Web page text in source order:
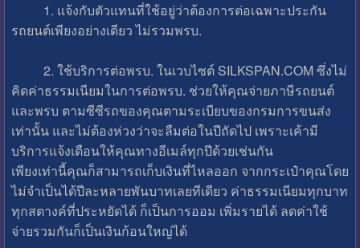
1. แจ้งกับตัวแทนที่ใช้อยู่ว่าต้องการต่อเฉพาะประกัน
รถยนต์เพียงอย่างเดียว ไม่รวมพรบ.
2. ใช้บริการต่อพรบ. ในเวบไซต์ SILKSPAN.COM ซึ่งไม่
คิดค่าธรรมเนียมในการต่อพรบ. ช่วยให้คุณจ่ายภาษีรถยนต์
และพรบ ตามซีซีรถของคุณตามระเบียบของกรมการขนส่ง
เท่านั้น และไม่ต้องห่วงว่าจะลืมต่อในปีถัดไป เพราะเค้ามี
บริการแจ้งเตือนให้คุณทางอีเมล์ทุกปีด้วยเช่นกัน
เพียงเท่านี้คุณก็สามารถเก็บเงินที่ไหลออก จากกระเป๋าคุณโดย
ไม่จำเป็นได้ปีละหลายพันบาทเลยทีเดียว ค่าธรรมเนียมทุกบาท
ทุกสตางค์ที่ประหยัดได้ ก็เป็นการออม เพิ่มรายได้ ลดค่าใช้
จ่ายรวมกันก็เป็นเงินก้อนใหญ่ได้